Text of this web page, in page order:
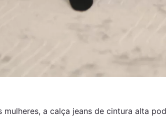
mulheres, a calça jeans de cintura alta